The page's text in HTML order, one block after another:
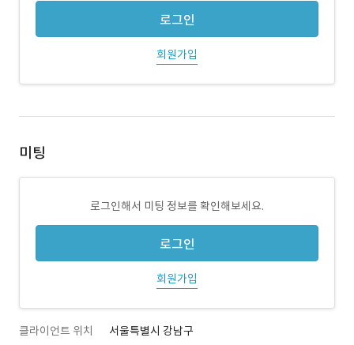
로그인
회원가입
미팅
로그인해서 미팅 정보를 확인해보세요.
로그인
회원가입
클라이언트 위치 서울특별시 강남구